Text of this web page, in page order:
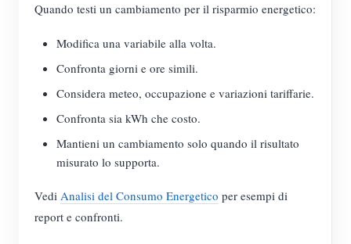
Quando testi un cambiamento per il risparmio energetico:
Modifica una variabile alla volta.
Confronta giorni e ore simili.
Considera meteo, occupazione e variazioni tariffarie.
Confronta sia kWh che costo.
Mantieni un cambiamento solo quando il risultato
misurato lo supporta.
Vedi Analisi del Consumo Energetico per esempi di
report e confronti.